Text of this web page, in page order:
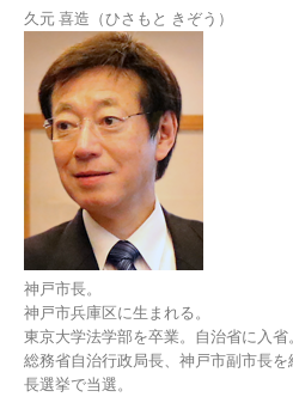
久元 喜造（ひさもと きぞう）
神戸市長。
神戸市兵庫区に生まれる。
東京大学法学部を卒業。自治省に入省
総務省自治行政局長、神戸市副市長
長選挙で当選。